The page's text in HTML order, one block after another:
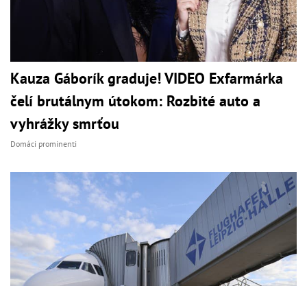
Kauza Gáborík graduje! VIDEO Exfarmárka
čelí brutálnym útokom: Rozbité auto a
vyhrážky smrťou
Domáci prominenti